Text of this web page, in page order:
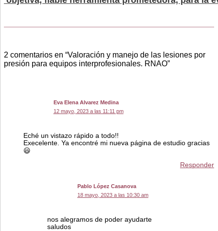
2 comentarios en “Valoración y manejo de las lesiones por
presión para equipos interprofesionales. RNAO”
Eva Elena Alvarez Medina
12 mayo, 2023 a las 11:11 pm
Eché un vistazo rápido a todo!!
Execelente. Ya encontré mi nueva página de estudio gracias
😃
Responder
Pablo López Casanova
18 mayo, 2023 a las 10:30 am
nos alegramos de poder ayudarte
saludos